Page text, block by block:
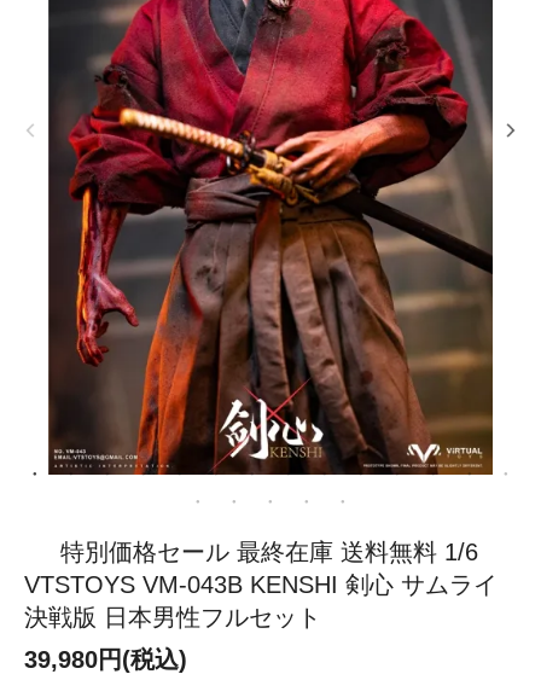
特別価格セール 最終在庫 送料無料 1/6
VTSTOYS VM-043B KENSHI 剣心 サムライ
決戦版 日本男性フルセット
39,980円(税込)